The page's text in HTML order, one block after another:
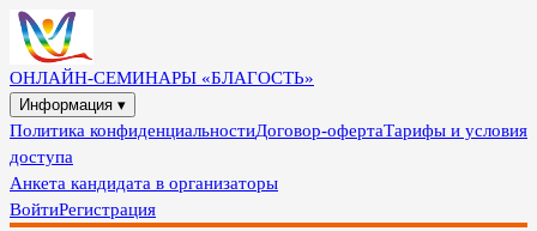
ОНЛАЙН-СЕМИНАРЫ «БЛАГОСТЬ»
Информация ▾
Политика конфиденциальностиДоговор-офертаТарифы и условия
доступа
Анкета кандидата в организаторы
ВойтиРегистрация